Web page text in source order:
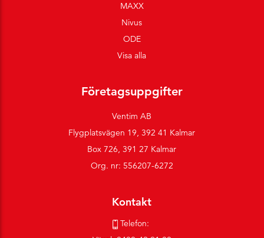
MAXX
Nivus
ODE
Visa alla
Företagsuppgifter
Ventim AB
Flygplatsvägen 19, 392 41 Kalmar
Box 726, 391 27 Kalmar
Org. nr: 556207-6272
Kontakt
Telefon: